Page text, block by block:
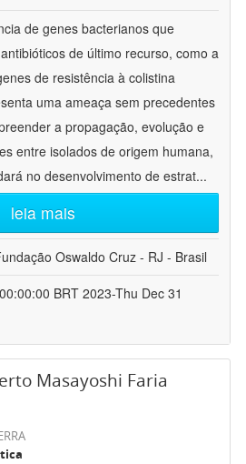
de genes bacterianos que
de último recurso, como a
de resistência à colistina
uma ameaça sem precedentes
a propagação, evolução e
entre isolados de origem humana,
no desenvolvimento de estrat...
leia mais
Oswaldo Cruz - RJ - Brasil
BRT 2023-Thu Dec 31
Masayoshi Faria